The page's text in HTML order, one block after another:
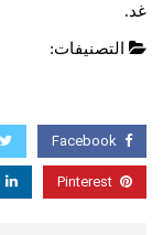
غد.
التصنيفات:
Facebook
Pinterest